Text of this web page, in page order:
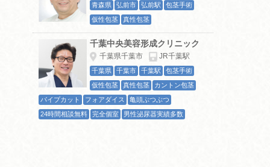
青森県 弘前市 弘前駅
包茎手術
仮性包茎
真性包茎
千葉中央美容形成クリニック
千葉県千葉市 JR千葉駅
千葉県 千葉市 千葉駅
包茎手術
仮性包茎
真性包茎
カントン包茎
パイプカット
フォアダイス
亀頭ぶつぶつ
24時間相談無料
完全個室 男性泌尿器実績多数